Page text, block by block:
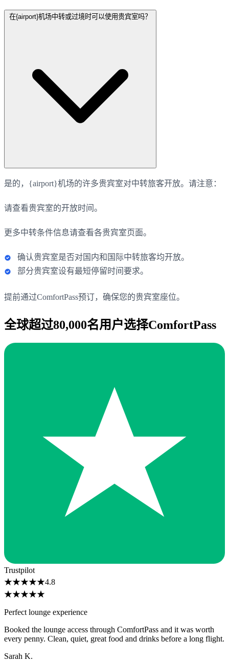
在{airport}机场中转或过境时可以使用贵宾室吗？
是的，{airport}机场的许多贵宾室对中转旅客开放。请注意：
请查看贵宾室的开放时间。
更多中转条件信息请查看各贵宾室页面。
确认贵宾室是否对国内和国际中转旅客均开放。
部分贵宾室设有最短停留时间要求。
提前通过ComfortPass预订，确保您的贵宾室座位。
全球超过80,000名用户选择ComfortPass
Trustpilot
★★★★★4.8
★★★★★
Perfect lounge experience
Booked the lounge access through ComfortPass and it was worth
every penny. Clean, quiet, great food and drinks before a long flight.
Sarah K.